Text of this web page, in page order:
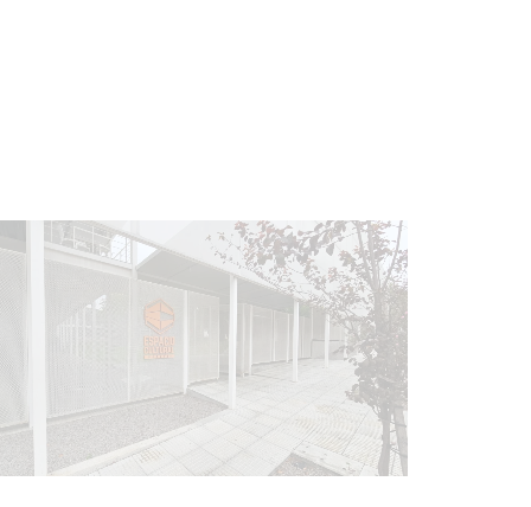
Siniestro laboral con tiernizadora
de carne
01-08-2026